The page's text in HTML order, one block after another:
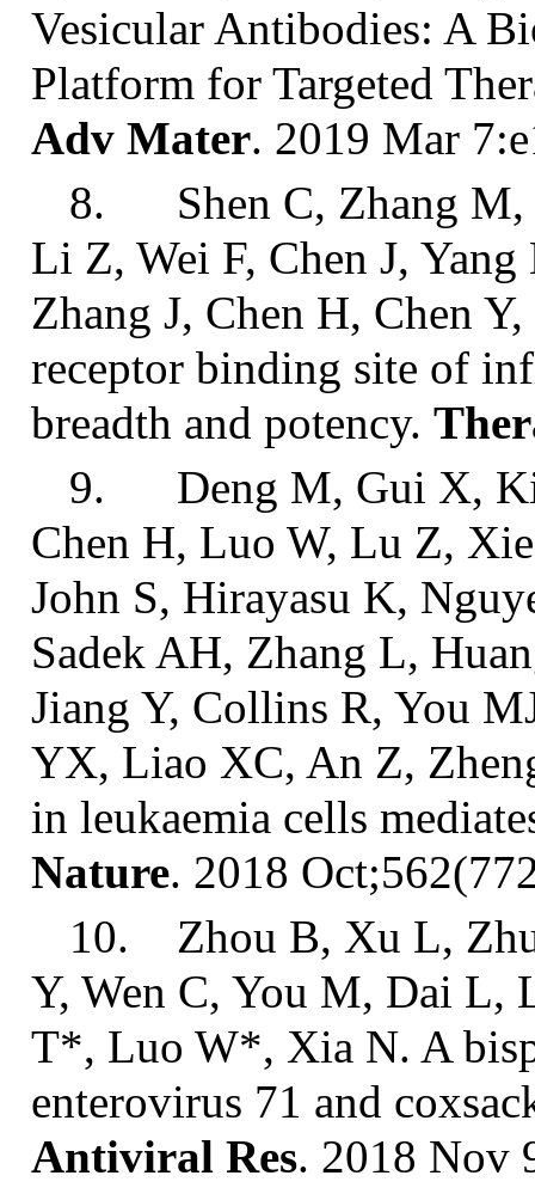
Vesicular Antibodies: A
Platform for Targeted
Adv Mater. 2019 Mar
8. Shen C, Zhang M,
Li Z, Wei F, Chen J,
Zhang J, Chen H, Chen
receptor binding site of
breadth and potency.
9. Deng M, Gui X,
Chen H, Luo W, Lu Z,
John S, Hirayasu K,
Sadek AH, Zhang L,
Jiang Y, Collins R, You
YX, Liao XC, An Z,
in leukaemia cells
Nature. 2018
10. Zhou B, Xu L, Zhu
Y, Wen C, You M, Dai L,
T*, Luo W*, Xia N. A
enterovirus 71 and
Antiviral Res. 2018 Nov